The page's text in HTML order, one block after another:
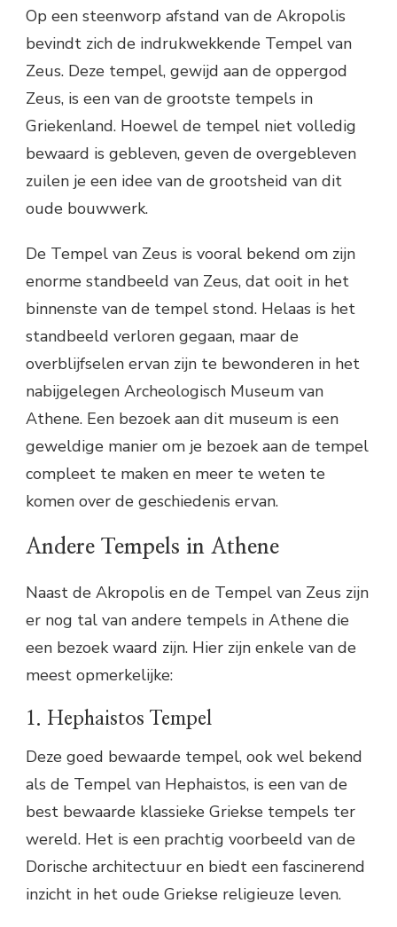
Op een steenworp afstand van de Akropolis
bevindt zich de indrukwekkende Tempel van
Zeus. Deze tempel, gewijd aan de oppergod
Zeus, is een van de grootste tempels in
Griekenland. Hoewel de tempel niet volledig
bewaard is gebleven, geven de overgebleven
zuilen je een idee van de grootsheid van dit
oude bouwwerk.
De Tempel van Zeus is vooral bekend om zijn
enorme standbeeld van Zeus, dat ooit in het
binnenste van de tempel stond. Helaas is het
standbeeld verloren gegaan, maar de
overblijfselen ervan zijn te bewonderen in het
nabijgelegen Archeologisch Museum van
Athene. Een bezoek aan dit museum is een
geweldige manier om je bezoek aan de tempel
compleet te maken en meer te weten te
komen over de geschiedenis ervan.
Andere Tempels in Athene
Naast de Akropolis en de Tempel van Zeus zijn
er nog tal van andere tempels in Athene die
een bezoek waard zijn. Hier zijn enkele van de
meest opmerkelijke:
1. Hephaistos Tempel
Deze goed bewaarde tempel, ook wel bekend
als de Tempel van Hephaistos, is een van de
best bewaarde klassieke Griekse tempels ter
wereld. Het is een prachtig voorbeeld van de
Dorische architectuur en biedt een fascinerend
inzicht in het oude Griekse religieuze leven.